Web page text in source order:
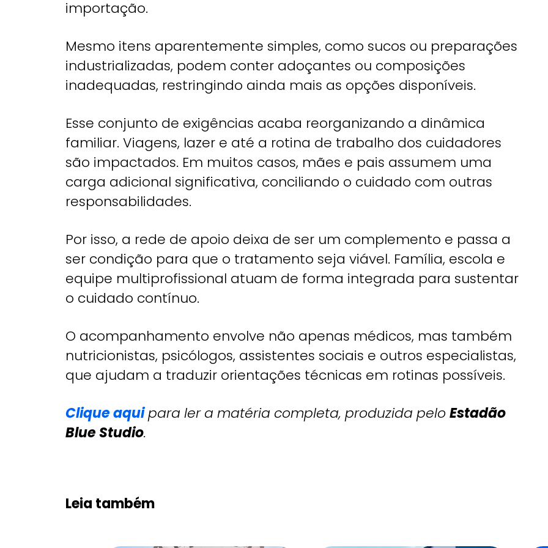
importação.
Mesmo itens aparentemente simples, como sucos ou preparações
industrializadas, podem conter adoçantes ou composições
inadequadas, restringindo ainda mais as opções disponíveis.
Esse conjunto de exigências acaba reorganizando a dinâmica
familiar. Viagens, lazer e até a rotina de trabalho dos cuidadores
são impactados. Em muitos casos, mães e pais assumem uma
carga adicional significativa, conciliando o cuidado com outras
responsabilidades.
Por isso, a rede de apoio deixa de ser um complemento e passa a
ser condição para que o tratamento seja viável. Família, escola e
equipe multiprofissional atuam de forma integrada para sustentar
o cuidado contínuo.
O acompanhamento envolve não apenas médicos, mas também
nutricionistas, psicólogos, assistentes sociais e outros especialistas,
que ajudam a traduzir orientações técnicas em rotinas possíveis.
Clique aquipara ler a matéria completa, produzida peloEstadão
Blue Studio.
Leia também